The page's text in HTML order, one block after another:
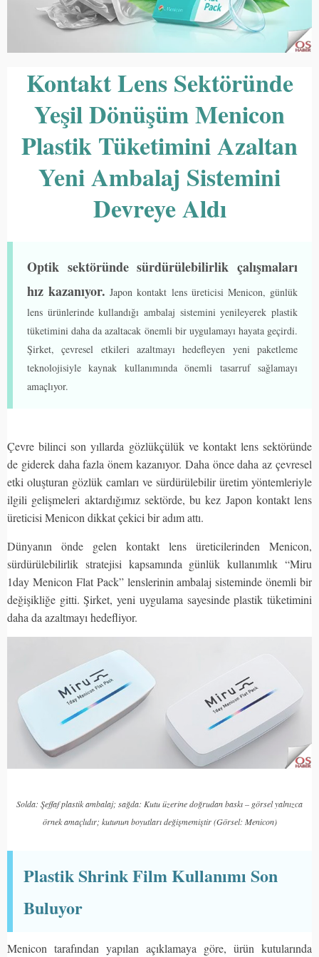
Kontakt Lens Sektöründe
Yeşil Dönüşüm Menicon
Plastik Tüketimini Azaltan
Yeni Ambalaj Sistemini
Devreye Aldı
Optik sektöründe sürdürülebilirlik çalışmaları
hız kazanıyor. Japon kontakt lens üreticisi Menicon, günlük
lens ürünlerinde kullandığı ambalaj sistemini yenileyerek plastik
tüketimini daha da azaltacak önemli bir uygulamayı hayata geçirdi.
Şirket, çevresel etkileri azaltmayı hedefleyen yeni paketleme
teknolojisiyle kaynak kullanımında önemli tasarruf sağlamayı
amaçlıyor.
Çevre bilinci son yıllarda gözlükçülük ve kontakt lens sektöründe
de giderek daha fazla önem kazanıyor. Daha önce daha az çevresel
etki oluşturan gözlük camları ve sürdürülebilir üretim yöntemleriyle
ilgili gelişmeleri aktardığımız sektörde, bu kez Japon kontakt lens
üreticisi Menicon dikkat çekici bir adım attı.
Dünyanın önde gelen kontakt lens üreticilerinden Menicon,
sürdürülebilirlik stratejisi kapsamında günlük kullanımlık “Miru
1day Menicon Flat Pack” lenslerinin ambalaj sisteminde önemli bir
değişikliğe gitti. Şirket, yeni uygulama sayesinde plastik tüketimini
daha da azaltmayı hedefliyor.
Solda: Şeffaf plastik ambalaj; sağda: Kutu üzerine doğrudan baskı – görsel yalnızca
örnek amaçlıdır; kutunun boyutları değişmemiştir (Görsel: Menicon)
Plastik Shrink Film Kullanımı Son
Buluyor
Menicon tarafından yapılan açıklamaya göre, ürün kutularında